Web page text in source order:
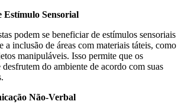
Estímulo Sensorial
podem se beneficiar de estímulos sensoriais
a inclusão de áreas com materiais táteis, como
manipuláveis. Isso permite que os
do ambiente de acordo com suas
Não-Verbal